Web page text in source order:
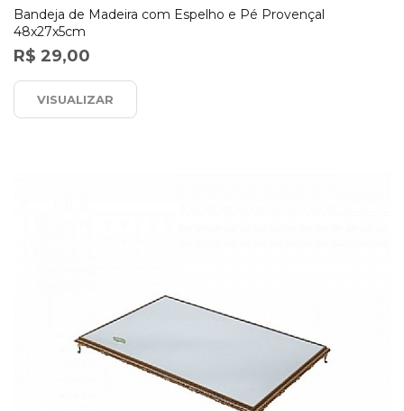
Bandeja de Madeira com Espelho e Pé Provençal
48x27x5cm
R$ 29,00
VISUALIZAR